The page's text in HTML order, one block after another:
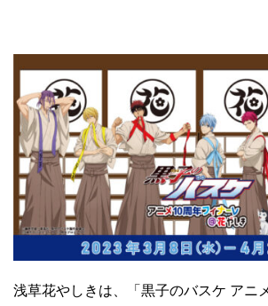
浅草花やしきは、「黒子のバスケ アニ